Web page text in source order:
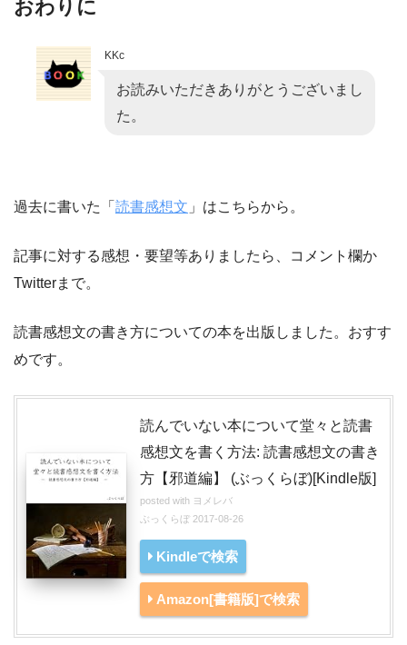
おわりに
KKc
お読みいただきありがとうございまし
た。
過去に書いた「 読書感想文 」はこちらから。
記事に対する感想・要望等ありましたら、コメント欄か
Twitterまで。
読書感想文の書き方についての本を出版しました。おすす
めです。
読んでいない本について堂々と読書
感想文を書く方法: 読書感想文の書き
方【邪道編】 (ぶっくらぼ)[Kindle版]
posted with ヨメレバ
ぶっくらぼ 2017-08-26
Kindleで検索
Amazon[書籍版]で検索